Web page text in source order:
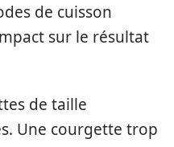
de cuisson
sur le résultat
de taille
Une courgette trop